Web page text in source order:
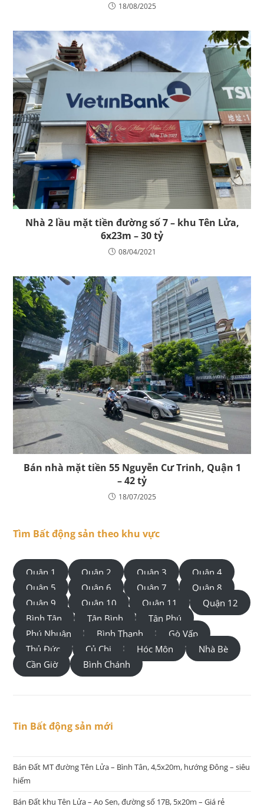
18/08/2025
Nhà 2 lầu mặt tiền đường số 7 – khu Tên Lửa,
6x23m – 30 tỷ
08/04/2021
Bán nhà mặt tiền 55 Nguyễn Cư Trinh, Quận 1
– 42 tỷ
18/07/2025
Tìm Bất động sản theo khu vực
Quận 1 Quận 2 Quận 3
Quận 4
Quận 5
Quận 6 Quận 7
Quận 8
Quận 9
Quận 10 Quận 11
Quận 12
Bình Tân
Tân Bình
Tân Phú
Phú Nhuận
Bình Thạnh
Gò Vấp
Thủ Đức
Củ Chi Hóc Môn
Nhà Bè
Cần Giờ
Bình Chánh
Tin Bất động sản mới
Bán Đất MT đường Tên Lửa – Bình Tân, 4,5x20m, hướng Đông – siêu
hiếm
Bán Đất khu Tên Lửa – Ao Sen, đường số 17B, 5x20m – Giá rẻ